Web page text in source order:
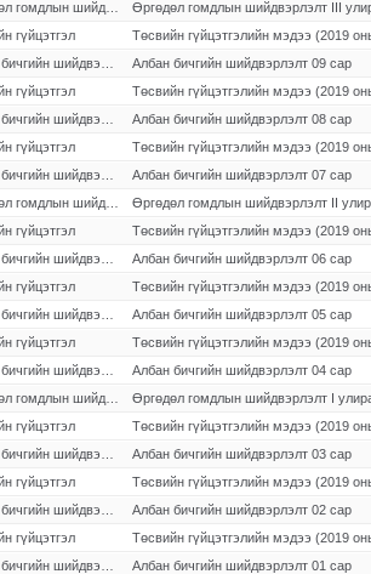
Өргөдөл гомдлын шийдвэрлэлт III
гүйцэтгэл
Төсвийн гүйцэтгэлийн мэдээ (2019
Албан бичгийн шийдвэрлэлт 09 сар
гүйцэтгэл
Төсвийн гүйцэтгэлийн мэдээ (2019
Албан бичгийн шийдвэрлэлт 08 сар
гүйцэтгэл
Төсвийн гүйцэтгэлийн мэдээ (2019
Албан бичгийн шийдвэрлэлт 07 сар
Өргөдөл гомдлын шийдвэрлэлт II
гүйцэтгэл
Төсвийн гүйцэтгэлийн мэдээ (2019
Албан бичгийн шийдвэрлэлт 06 сар
гүйцэтгэл
Төсвийн гүйцэтгэлийн мэдээ (2019
Албан бичгийн шийдвэрлэлт 05 сар
гүйцэтгэл
Төсвийн гүйцэтгэлийн мэдээ (2019
Албан бичгийн шийдвэрлэлт 04 сар
Өргөдөл гомдлын шийдвэрлэлт I
гүйцэтгэл
Төсвийн гүйцэтгэлийн мэдээ (2019
Албан бичгийн шийдвэрлэлт 03 сар
гүйцэтгэл
Төсвийн гүйцэтгэлийн мэдээ (2019
Албан бичгийн шийдвэрлэлт 02 сар
гүйцэтгэл
Төсвийн гүйцэтгэлийн мэдээ (2019
Албан бичгийн шийдвэрлэлт 01 сар